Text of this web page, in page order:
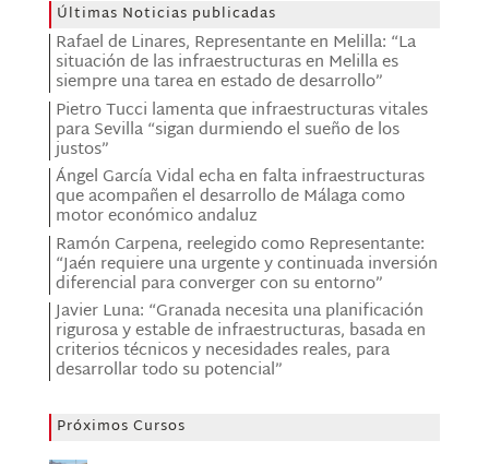
Últimas Noticias publicadas
Rafael de Linares, Representante en Melilla: “La
situación de las infraestructuras en Melilla es
siempre una tarea en estado de desarrollo”
Pietro Tucci lamenta que infraestructuras vitales
para Sevilla “sigan durmiendo el sueño de los
justos”
Ángel García Vidal echa en falta infraestructuras
que acompañen el desarrollo de Málaga como
motor económico andaluz
Ramón Carpena, reelegido como Representante:
“Jaén requiere una urgente y continuada inversión
diferencial para converger con su entorno”
Javier Luna: “Granada necesita una planificación
rigurosa y estable de infraestructuras, basada en
criterios técnicos y necesidades reales, para
desarrollar todo su potencial”
Próximos Cursos